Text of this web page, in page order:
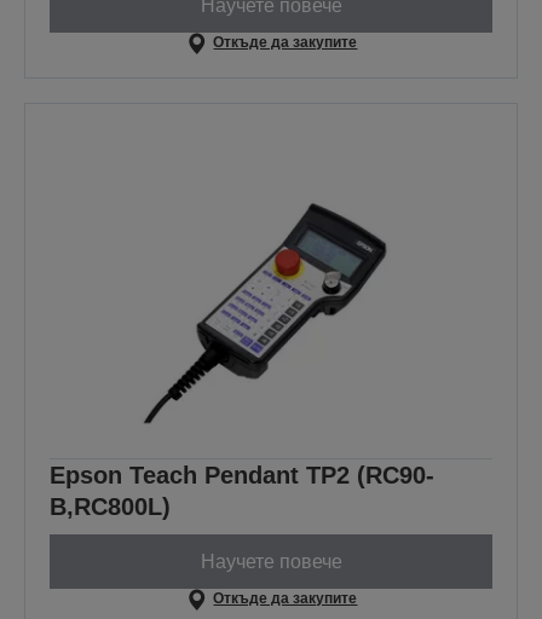
Научете повече
Откъде да закупите
Epson Teach Pendant TP2 (RC90-
B,RC800L)
Научете повече
Откъде да закупите